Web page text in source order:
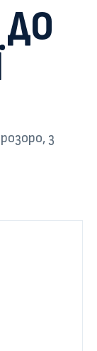
ДО
з